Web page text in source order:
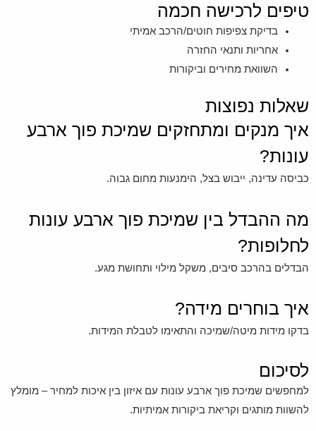
טיפים לרכישה חכמה
בדיקת צפיפות חוטים/הרכב אמיתי
אחריות ותנאי החזרה
השוואת מחירים וביקורות
שאלות נפוצות
איך מנקים ומתחזקים שמיכת פוך ארבע
עונות?
כביסה עדינה, ייבוש בצל, הימנעות מחום גבוה.
מה ההבדל בין שמיכת פוך ארבע עונות
לחלופות?
הבדלים בהרכב סיבים, משקל מילוי ותחושת מגע.
איך בוחרים מידה?
בדקו מידות מיטה/שמיכה והתאימו לטבלת המידות.
לסיכום
למחפשים שמיכת פוך ארבע עונות עם איזון בין איכות למחיר – מומלץ
להשוות מותגים וקריאת ביקורות אמיתיות.